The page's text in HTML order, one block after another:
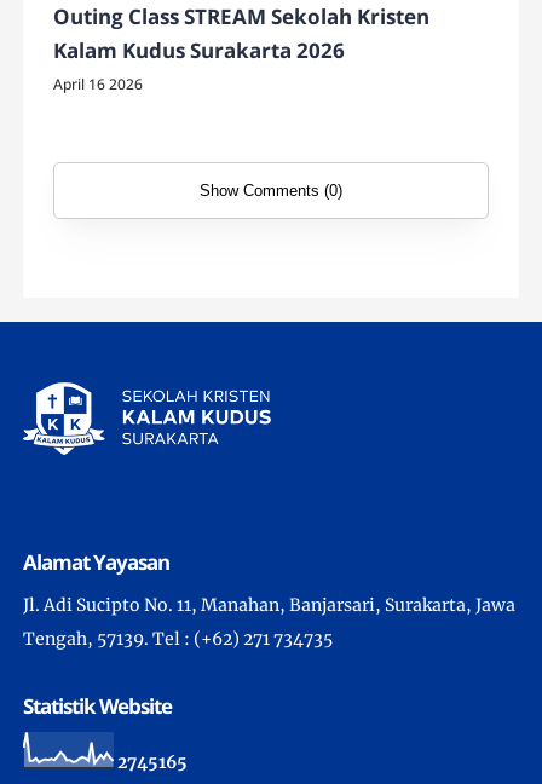
Outing Class STREAM Sekolah Kristen
Kalam Kudus Surakarta 2026
April 16 2026
Show Comments (0)
Alamat Yayasan
Jl. Adi Sucipto No. 11, Manahan, Banjarsari, Surakarta, Jawa
Tengah, 57139. Tel : (+62) 271 734735
Statistik Website
2745165